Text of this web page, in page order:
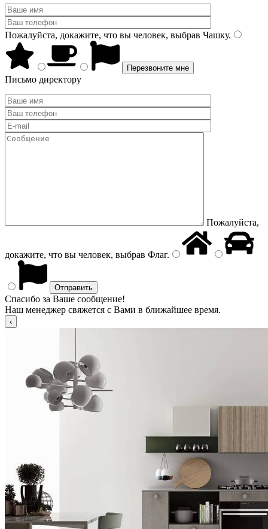
Пожалуйста, докажите, что вы человек, выбрав Чашку.
Письмо директору
Пожалуйста,
докажите, что вы человек, выбрав Флаг.
Спасибо за Ваше сообщение!
Наш менеджер свяжется с Вами в ближайшее время.